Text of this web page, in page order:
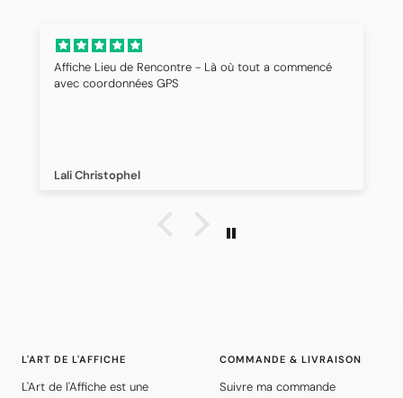
Affiche Lieu de Rencontre - Là où tout a commencé
avec coordonnées GPS
Lali Christophel
L'ART DE L'AFFICHE
L'Art de l'Affiche est une
COMMANDE & LIVRAISON
Suivre ma commande